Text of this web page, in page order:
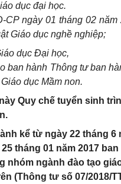
dục đại học.
ngày 01 tháng 02
Giáo dục nghề nghiệp;
dục Đại học,
ban hành Thông tư ban
dục Mầm non.
Quy chế tuyển sinh
kể từ ngày 22 tháng 6
tháng 01 năm 2017
nhóm ngành đào tạo
(Thông tư số 07/2018/